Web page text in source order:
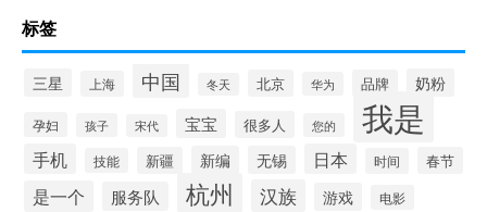
标签
三星 上海 中国 冬天 北京 华为 品牌 奶粉
孕妇 孩子 宋代 宝宝 很多人 您的 我是
手机 技能 新疆 新编 无锡 日本 时间 春节
是一个 服务队 杭州 汉族 游戏 电影